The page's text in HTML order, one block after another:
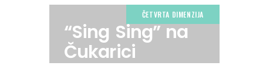
ČETVRTA DIMENZIJA
“Sing Sing” na
Čukarici